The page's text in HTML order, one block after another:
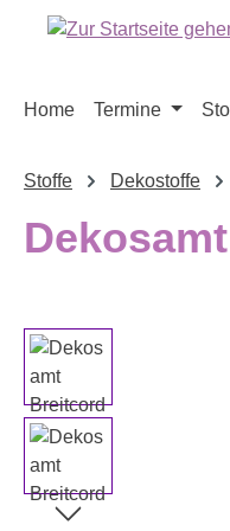
Hauptinhalt springen
Zur Suche springen
Zur Hauptnavigation
Home Termine
Stoffe Dekostoffe
Bildergalerie